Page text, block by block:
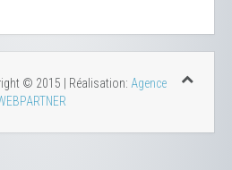
© 2015 | Réalisation: Agence